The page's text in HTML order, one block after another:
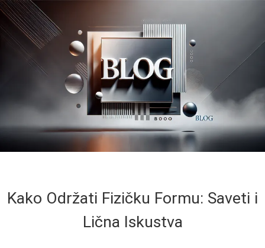
Kako Održati Fizičku Formu: Saveti i
Lična Iskustva